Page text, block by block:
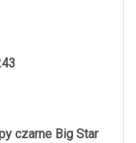
czarne Big Star